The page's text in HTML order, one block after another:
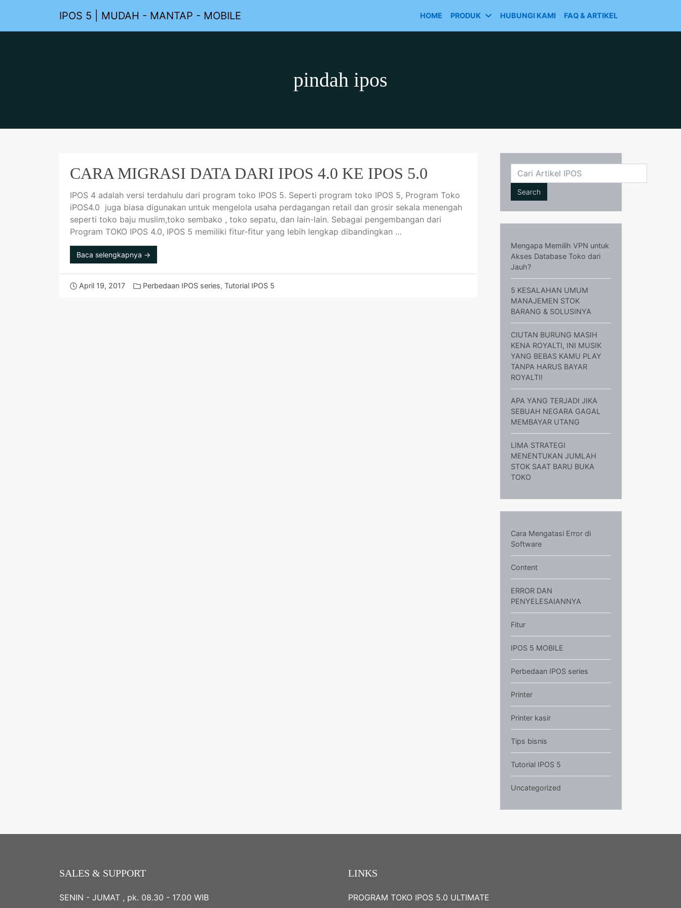
IPOS 5 | MUDAH - MANTAP - MOBILE HOME PRODUK HUBUNGI KAMI FAQ & ARTIKEL
pindah ipos
CARA MIGRASI DATA DARI IPOS 4.0 KE IPOS 5.0
IPOS 4 adalah versi terdahulu dari program toko IPOS 5. Seperti program toko IPOS 5, Program Toko
iPOS4.0 juga biasa digunakan untuk mengelola usaha perdagangan retail dan grosir sekala menengah
seperti toko baju muslim,toko sembako , toko sepatu, dan lain-lain. Sebagai pengembangan dari
Program TOKO IPOS 4.0, IPOS 5 memiliki fitur-fitur yang lebih lengkap dibandingkan …
Baca selengkapnya →
April 19, 2017 Perbedaan IPOS series, Tutorial IPOS 5
Cari
Search
Mengapa Memilih VPN untuk
Akses Database Toko dari
Jauh?
5 KESALAHAN UMUM
MANAJEMEN STOK
BARANG & SOLUSINYA
CIUTAN BURUNG MASIH
KENA ROYALTI, INI MUSIK
YANG BEBAS KAMU PLAY
TANPA HARUS BAYAR
ROYALTI!
APA YANG TERJADI JIKA
SEBUAH NEGARA GAGAL
MEMBAYAR UTANG
LIMA STRATEGI
MENENTUKAN JUMLAH
STOK SAAT BARU BUKA
TOKO
Cara Mengatasi Error di
Software
Content
ERROR DAN
PENYELESAIANNYA
Fitur
IPOS 5 MOBILE
Perbedaan IPOS series
Printer
Printer kasir
Tips bisnis
Tutorial IPOS 5
Uncategorized
SALES & SUPPORT
SENIN - JUMAT , pk. 08.30 - 17.00 WIB
LINKS
PROGRAM TOKO IPOS 5.0 ULTIMATE